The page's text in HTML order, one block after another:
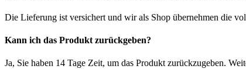
Die Lieferung ist versichert und wir als Shop übernehmen die
Kann ich das Produkt zurückgeben?
Ja, Sie haben 14 Tage Zeit, um das Produkt zurückzugeben.